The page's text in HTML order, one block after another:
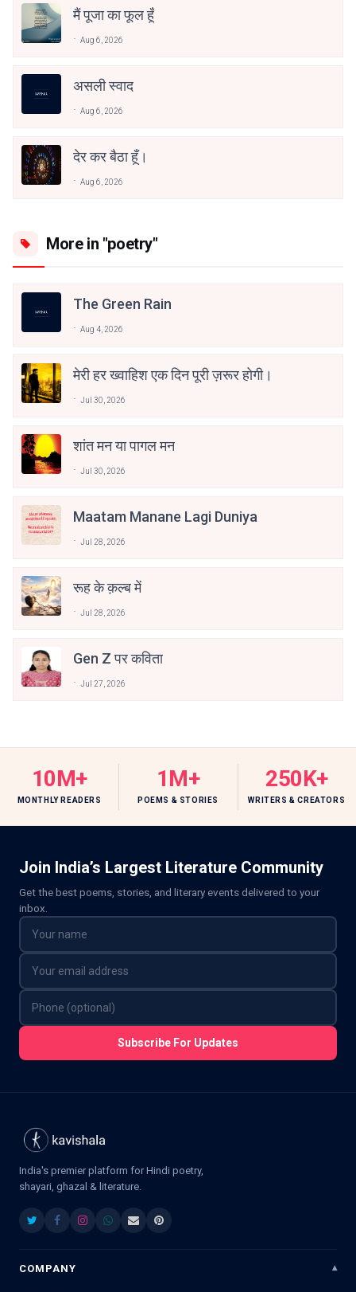
मैं पूजा का फूल हूँ
Aug 6, 2026
असली स्वाद
Aug 6, 2026
देर कर बैठा हूँ।
Aug 6, 2026
More in "poetry"
The Green Rain
Aug 4, 2026
मेरी हर ख्वाहिश एक दिन पूरी ज़रूर होगी।
Jul 30, 2026
शांत मन या पागल मन
Jul 30, 2026
Maatam Manane Lagi Duniya
Jul 28, 2026
रूह के क़ल्ब में
Jul 28, 2026
Gen Z पर कविता
Jul 27, 2026
10M+
MONTHLY READERS
1M+
POEMS & STORIES
250K+
WRITERS & CREATORS
Join India’s Largest Literature Community
Get the best poems, stories, and literary events delivered to your
inbox.
Subscribe For Updates
India's premier platform for Hindi poetry,
shayari, ghazal & literature.
COMPANY